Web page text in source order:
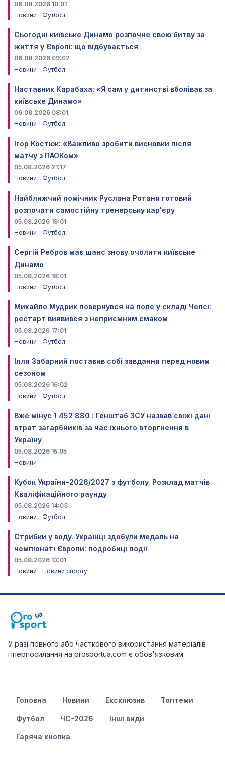
06.08.2026 10:01
Новини
Футбол
Сьогодні київське Динамо розпочне свою битву за
життя у Європі: що відбувається
06.08.2026 09:02
Новини
Футбол
Наставник Карабаха: «Я сам у дитинстві вболівав за
київське Динамо»
06.08.2026 08:01
Новини
Футбол
Ігор Костюк: «Важливо зробити висновки після
матчу з ПАОКом»
05.08.2026 21:17
Новини
Футбол
Найближчий помічник Руслана Ротаня готовий
розпочати самостійну тренерську кар'єру
05.08.2026 19:01
Новини
Футбол
Сергій Ребров має шанс знову очолити київське
Динамо
05.08.2026 18:01
Новини
Футбол
Михайло Мудрик повернувся на поле у складі Челсі:
рестарт виявився з неприємним смаком
05.08.2026 17:01
Новини
Футбол
Ілля Забарний поставив собі завдання перед новим
сезоном
05.08.2026 16:02
Новини
Футбол
Вже мінус 1 452 880 : Генштаб ЗСУ назвав свіжі дані
втрат загарбників за час їхнього вторгнення в
Україну
05.08.2026 15:05
Новини
Кубок України-2026/2027 з футболу. Розклад матчів
Кваліфікаційного раунду
05.08.2026 14:03
Новини
Футбол
Стрибки у воду. Українці здобули медаль на
чемпіонаті Європи: подробиці події
05.08.2026 13:01
Новини
Новини спорту
У разі повного або часткового використання матеріалів
гіперпосилання на prosportua.com є обов'язковим.
Головна Новини Ексклюзив Топтеми
Футбол ЧС-2026 Інші види
Гаряча кнопка